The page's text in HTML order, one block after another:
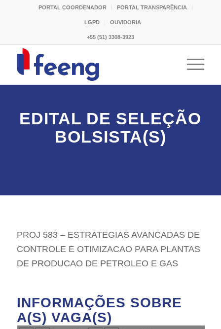
PORTAL COORDENADOR PORTAL TRANSPARÊNCIA
LGPD OUVIDORIA
+55 (51) 3308-3923
EDITAL DE SELEÇÃO
BOLSISTA(S)
PROJ 583 – ESTRATEGIAS AVANCADAS DE
CONTROLE E OTIMIZACAO PARA PLANTAS
DE PRODUCAO DE PETROLEO E GAS
INFORMAÇÕES SOBRE
A(S) VAGA(S)